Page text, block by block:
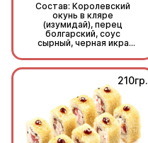
Состав: Королевский
окунь в кляре
(изумидай), перец
болгарский, соус
сырный, черная икра
210гр.